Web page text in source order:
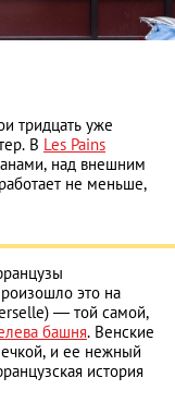
тридцать уже
В Les Pains
над внешним
не меньше,
это на
― той самой,
башня. Венские
и ее нежный
история